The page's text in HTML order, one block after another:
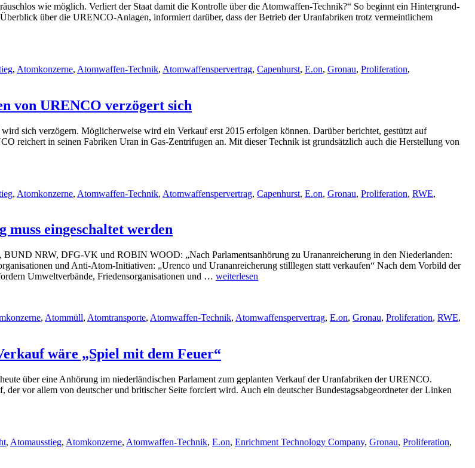
wie möglich. Verliert der Staat damit die Kontrolle über die Atomwaffen-Technik?“ So beginnt ein Hintergrund-
über die URENCO-Anlagen, informiert darüber, dass der Betrieb der Uranfabriken trotz vermeintlichem
, Atomkonzerne, Atomwaffen-Technik, Atomwaffenspervertrag, Capenhurst, E.on, Gronau, Proliferation,
von URENCO verzögert sich
sich verzögern. Möglicherweise wird ein Verkauf erst 2015 erfolgen können. Darüber berichtet, gestützt auf
reichert in seinen Fabriken Uran in Gas-Zentrifugen an. Mit dieser Technik ist grundsätzlich auch die Herstellung von
, Atomkonzerne, Atomwaffen-Technik, Atomwaffenspervertrag, Capenhurst, E.on, Gronau, Proliferation, RWE,
eingeschaltet werden
NRW, DFG-VK und ROBIN WOOD: „Nach Parlamentsanhörung zu Urananreicherung in den Niederlanden:
und Anti-Atom-Initiativen: „Urenco und Urananreicherung stilllegen statt verkaufen“ Nach dem Vorbild der
Umweltverbände, Friedensorganisationen und … „Verkauf
URENCO
muss
eingeschaltet
weiterlesen
, Atommüll, Atomtransporte, Atomwaffen-Technik, Atomwaffenspervertrag, E.on, Gronau, Proliferation, RWE,
wäre „Spiel mit dem Feuer“
über eine Anhörung im niederländischen Parlament zum geplanten Verkauf der Uranfabriken der URENCO.
vor allem von deutscher und britischer Seite forciert wird. Auch ein deutscher Bundestagsabgeordneter der Linken
, Atomausstieg, Atomkonzerne, Atomwaffen-Technik, E.on, Enrichment Technology Company, Gronau, Proliferation,